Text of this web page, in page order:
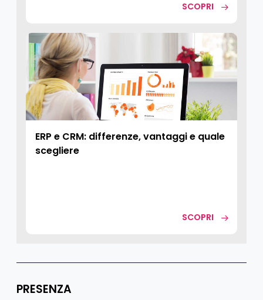
SCOPRI
ERP e CRM: differenze, vantaggi e quale
scegliere
SCOPRI
PRESENZA